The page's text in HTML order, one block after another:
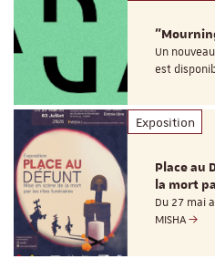
Un
est
Exposition
Place au
la mort
Du 27 mai
MISHA